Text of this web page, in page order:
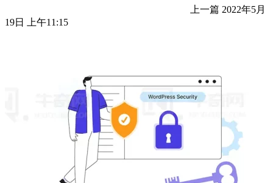
上一篇 2022年5月
19日 上午11:15